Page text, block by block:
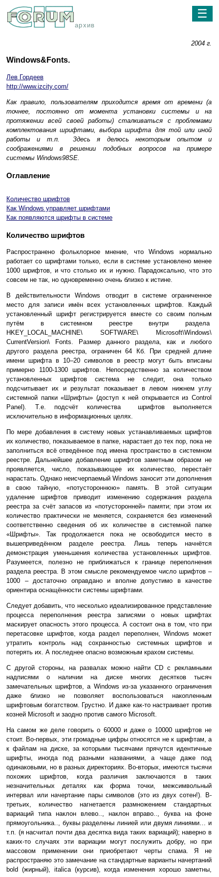
архив
☰
2004 г.
Windows&Fonts.
Лев Гордеев
http://www.izcity.com/
Как правило, пользователям приходится время от времени (а
точнее, постоянно от момента установки системы и на
протяжении всей своей работы) сталкиваться с проблемами
комплектования шрифтами, выбора шрифта для той или иной
работы и т.п. Здесь я делюсь некоторым опытом и
соображениями в решении подобных вопросов на примере
системы Windows98SE.
Оглавление
Количество шрифтов
Как Windows управляет шрифтами
Как появляются шрифты в системе
Количество шрифтов
Распространено фольклорное мнение, что Windows нормально
работает со шрифтами только, если в системе установлено менее
1000 шрифтов, и что столько их и нужно. Парадоксально, что это
совсем не так, но одновременно очень близко к истине.
В действительности Windows отводит в системе ограниченное
место для записи имён всех установленных шрифтов. Каждый
установленный шрифт регистрируется вместе со своим полным
путём в системном реестре внутри раздела
HKEY_LOCAL_MACHINE\ SOFTWARE\ Microsoft\Windows\
CurrentVersion\ Fonts. Размер данного раздела, как и любого
другого раздела реестра, ограничен 64 Кб. При средней длине
имени шрифта в 10–20 символов в реестр могут быть вписаны
примерно 1100-1300 шрифтов. Непосредственно за количеством
установленных шрифтов система не следит, она только
подсчитывает их и результат показывает в левом нижнем углу
системной папки «Шрифты» (доступ к ней открывается из Control
Panel). Т.е. подсчёт количества шрифтов выполняется
исключительно в информационных целях.
По мере добавления в систему новых устанавливаемых шрифтов
их количество, показываемое в папке, нарастает до тех пор, пока не
заполниться всё отведённое под имена пространство в системном
реестре. Дальнейшее добавление шрифтов заметным образом не
проявляется, число, показывающее их количество, перестаёт
нарастать. Однако неисчерпаемый Windows заносит эти дополнения
в свою тайную, «потустороннюю» память. В этой ситуации
удаление шрифтов приводит изменению содержания раздела
реестра за счёт запасов из «потусторонней» памяти; при этом их
количество практически не меняется, сохраняется без изменений
соответственно сведения об их количестве в системной папке
«Шрифты». Так продолжается пока не освободится место в
вышеприведённом разделе реестра. Лишь теперь начнётся
демонстрация уменьшения количества установленных шрифтов.
Разумеется, полезно не приближаться к границе переполнения
раздела реестра. В этом смысле рекомендуемое число шрифтов –
1000 – достаточно оправдано и вполне допустимо в качестве
ориентира оснащённости системы шрифтами.
Следует добавить, что несколько идеализированное представление
процесса переполнения реестра записями о новых шрифтах
маскирует опасность этого процесса. А состоит она в том, что при
перетасовке шрифтов, когда раздел переполнен, Windows может
утратить контроль над сохранностью системных шрифтов и
потерять их. А последнее опасно возможным крахом системы.
С другой стороны, на развалах можно найти CD с рекламными
надписями о наличии на диске многих десятков тысяч
замечательных шрифтов, а Windows из-за указанного ограничения
даже близко не позволяет воспользоваться накопленным
шрифтовым богатством. Грустно. И даже как-то настраивает против
козней Microsoft и заодно против самого Microsoft.
На самом же деле говорить о 60000 и даже о 10000 шрифтов не
стоит. Во-первых, эти громадные цифры относятся не к шрифтам, а
к файлам на диске, за которыми тысячами прячутся идентичные
шрифты, иногда под разными названиями, а чаще даже под
одинаковыми, но в разных директориях. Во-вторых, имеются тысячи
похожих шрифтов, когда различия заключаются в таких
незначительных деталях как форма точки, межсимвольный
интервал или начертание пары символов (это из двух сотен!). В-
третьих, количество нагнетается размножением стандартных
вариаций типа наклон влево.., наклон вправо.., буква на фоне
прямоугольника.., буквы разделены линией или двумя линиями… и
т.п. (я насчитал почти два десятка вида таких вариаций); наверно в
каких-то случаях эти вариации могут послужить добру, но при
массовом применении они приобретают черты спама. Я не
распространяю это замечание на стандартные варианты начертаний
bold (жирный), italica (курсив), когда изменения хорошо заметны,